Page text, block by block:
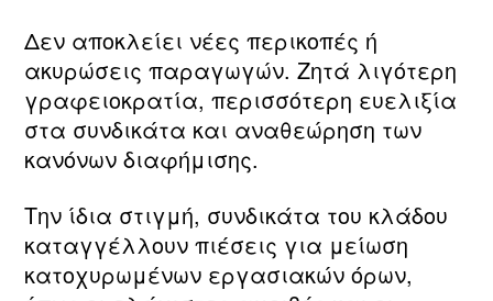
Δεν αποκλείει νέες περικοπές ή
ακυρώσεις παραγωγών. Ζητά λιγότερη
γραφειοκρατία, περισσότερη ευελιξία
στα συνδικάτα και αναθεώρηση των
κανόνων διαφήμισης.
Την ίδια στιγμή, συνδικάτα του κλάδου
καταγγέλλουν πιέσεις για μείωση
κατοχυρωμένων εργασιακών όρων,